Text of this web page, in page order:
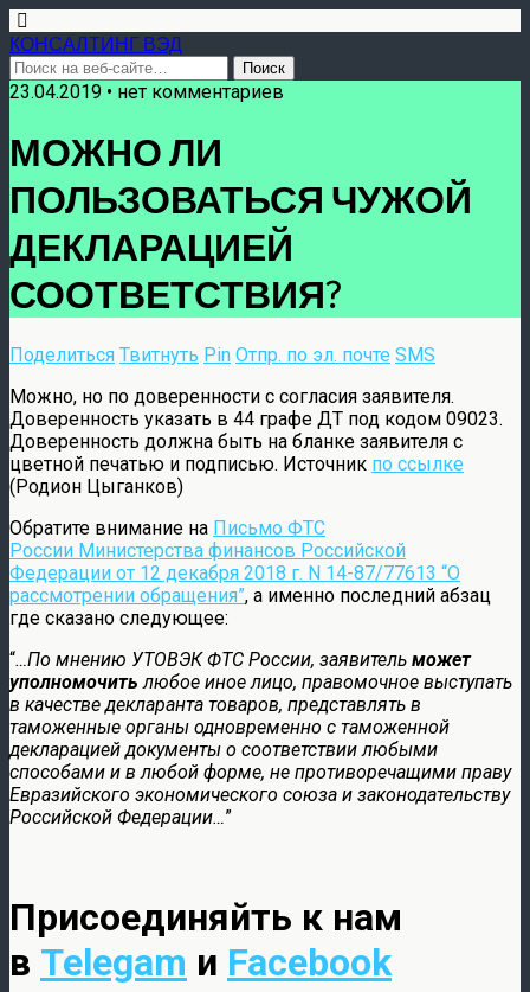
КОНСАЛТИНГ ВЭД
23.04.2019 • нет комментариев
МОЖНО ЛИ
ПОЛЬЗОВАТЬСЯ ЧУЖОЙ
ДЕКЛАРАЦИЕЙ
СООТВЕТСТВИЯ?
Поделиться Твитнуть Pin Отпр. по эл. почте SMS
Можно, но по доверенности с согласия заявителя.
Доверенность указать в 44 графе ДТ под кодом 09023.
Доверенность должна быть на бланке заявителя с
цветной печатью и подписью. Источник по ссылке
(Родион Цыганков)
Обратите внимание на Письмо ФТС
России Министерства финансов Российской
Федерации от 12 декабря 2018 г. N 14-87/77613 “О
рассмотрении обращения”, а именно последний абзац
где сказано следующее:
“…По мнению УТОВЭК ФТС России, заявитель может
уполномочить любое иное лицо, правомочное выступать
в качестве декларанта товаров, представлять в
таможенные органы одновременно с таможенной
декларацией документы о соответствии любыми
способами и в любой форме, не противоречащими праву
Евразийского экономического союза и законодательству
Российской Федерации…”
Присоединяйть к нам
в Telegam и Facebook